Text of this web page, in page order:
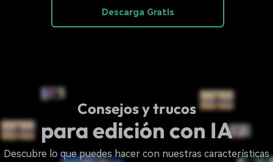
Descarga Gratis
Consejos y trucos
para edición con IA
Descubre lo que puedes hacer con nuestras características